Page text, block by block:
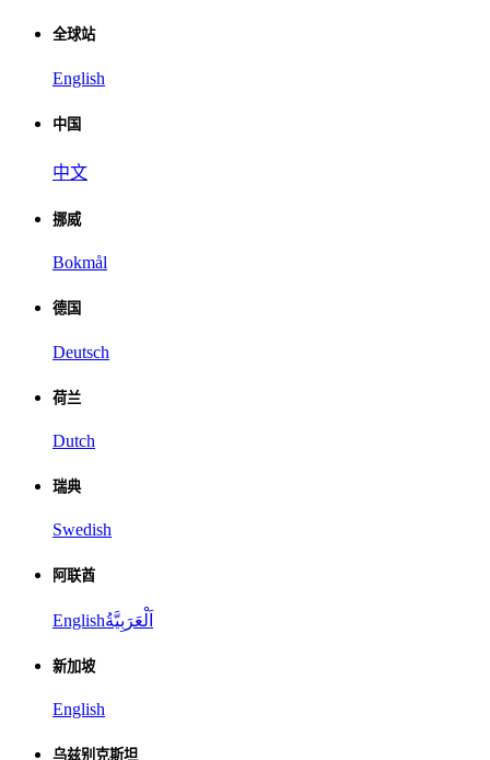
全球站
English
中国
中文
挪威
Bokmål
德国
Deutsch
荷兰
Dutch
瑞典
Swedish
阿联酋
Englishاَلْعَرَبِيَّةُ
新加坡
English
乌兹别克斯坦